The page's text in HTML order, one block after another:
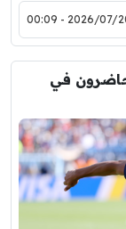
2026/07/20 -
حاضرون في